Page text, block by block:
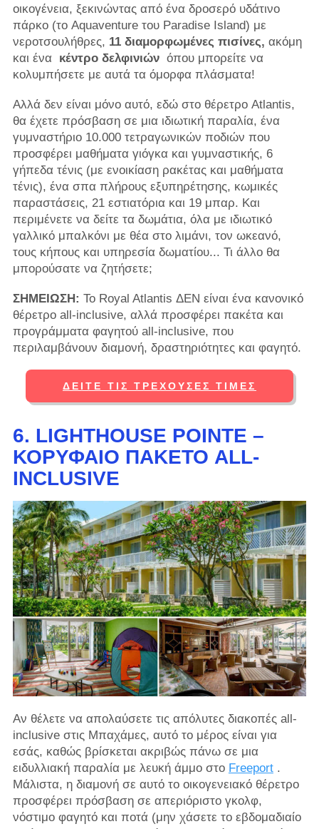
οικογένεια, ξεκινώντας από ένα δροσερό υδάτινο
πάρκο (το Aquaventure του Paradise Island) με
νεροτσουλήθρες, 11 διαμορφωμένες πισίνες, ακόμη
και ένα κέντρο δελφινιώνόπου μπορείτε να
κολυμπήσετε με αυτά τα όμορφα πλάσματα!
Αλλά δεν είναι μόνο αυτό, εδώ στο θέρετρο Atlantis,
θα έχετε πρόσβαση σε μια ιδιωτική παραλία, ένα
γυμναστήριο 10.000 τετραγωνικών ποδιών που
προσφέρει μαθήματα γιόγκα και γυμναστικής, 6
γήπεδα τένις (με ενοικίαση ρακέτας και μαθήματα
τένις), ένα σπα πλήρους εξυπηρέτησης, κωμικές
παραστάσεις, 21 εστιατόρια και 19 μπαρ. Και
περιμένετε να δείτε τα δωμάτια, όλα με ιδιωτικό
γαλλικό μπαλκόνι με θέα στο λιμάνι, τον ωκεανό,
τους κήπους και υπηρεσία δωματίου... Τι άλλο θα
μπορούσατε να ζητήσετε;
ΣΗΜΕΙΩΣΗ: Το Royal Atlantis ΔΕΝ είναι ένα κανονικό
θέρετρο all-inclusive, αλλά προσφέρει πακέτα και
προγράμματα φαγητού all-inclusive, που
περιλαμβάνουν διαμονή, δραστηριότητες και φαγητό.
ΔΕΊΤΕ ΤΙΣ ΤΡΈΧΟΥΣΕΣ ΤΙΜΈΣ
6. LIGHTHOUSE POINTE –
ΚΟΡΥΦΑΊΟ ΠΑΚΈΤΟ ALL-
INCLUSIVE
Αν θέλετε να απολαύσετε τις απόλυτες διακοπές all-
inclusive στις Μπαχάμες, αυτό το μέρος είναι για
εσάς, καθώς βρίσκεται ακριβώς πάνω σε μια
ειδυλλιακή παραλία με λευκή άμμο στο Freeport.
Μάλιστα, η διαμονή σε αυτό το οικογενειακό θέρετρο
προσφέρει πρόσβαση σε απεριόριστο γκολφ,
νόστιμο φαγητό και ποτά (μην χάσετε το εβδομαδιαίο